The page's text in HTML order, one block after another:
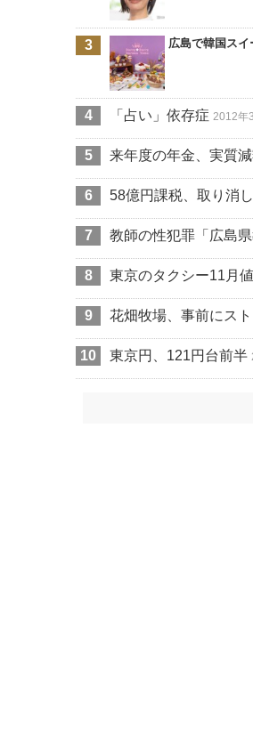
広島で韓国ス
「占い」依存症 2012年
来年度の年金、実質
58億円課税、取り消
教師の性犯罪「広島
東京のタクシー11月
花畑牧場、事前にス
東京円、121円台前半